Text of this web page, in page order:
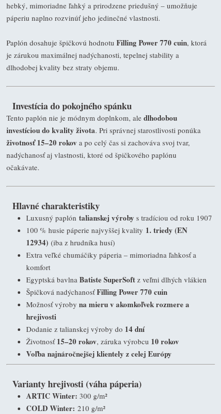
hebký, mimoriadne ľahký a prirodzene priedušný – umožňuje
páperiu naplno rozvinúť jeho jedinečné vlastnosti.
Paplón dosahuje špičkovú hodnotu Filling Power 770 cuin, ktorá
je zárukou maximálnej nadýchanosti, tepelnej stability a
dlhodobej kvality bez straty objemu.
Investícia do pokojného spánku
Tento paplón nie je módnym doplnkom, ale dlhodobou
investíciou do kvality života. Pri správnej starostlivosti ponúka
životnosť 15–20 rokov a po celý čas si zachováva svoj tvar,
nadýchanosť aj vlastnosti, ktoré od špičkového paplónu
očakávate.
Hlavné charakteristiky
Luxusný paplón talianskej výroby s tradíciou od roku 1907
100 % husie páperie najvyššej kvality 1. triedy (EN
12934)(iba z hrudníka husí)
Extra veľké chumáčiky páperia – mimoriadna ľahkosť a
komfort
Egyptská bavlna Batiste SuperSoftz veľmi dlhých vlákien
Špičková nadýchanosťFilling Power 770 cuin
Možnosť výroby na mieru v akomkoľvek rozmere a
hrejivosti
Dodanie z talianskej výroby do 14 dní
Životnosť 15–20 rokov, záruka výrobcu 10 rokov
Voľba najnáročnejšej klientely z celej Európy
Varianty hrejivosti (váha páperia)
ARTIC Winter: 300 g/m²
COLD Winter: 210 g/m²